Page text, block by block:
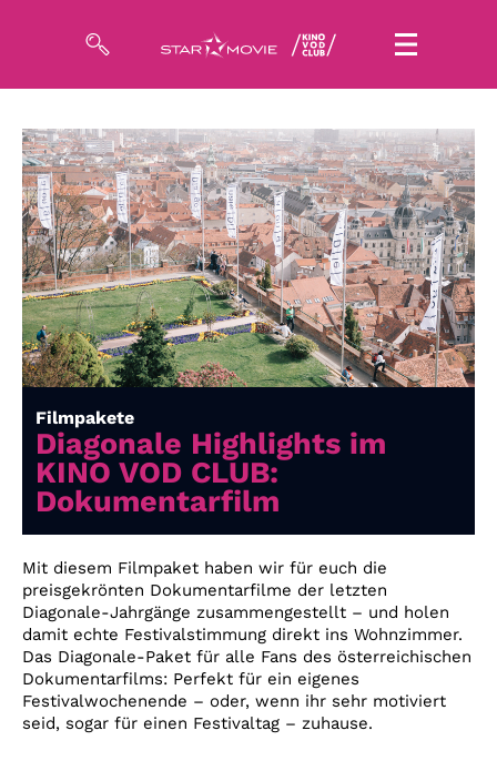
Filme
Magazin
Kuratierungen
Events
So geht’s
Filmpakete
Gutscheine
& Filmpässe
Account
Filmpakete
Diagonale Highlights im
KINO VOD CLUB:
Dokumentarfilm
Mit diesem Filmpaket haben wir für euch die
preisgekrönten Dokumentarfilme der letzten
Diagonale-Jahrgänge zusammengestellt – und holen
damit echte Festivalstimmung direkt ins Wohnzimmer.
Das Diagonale-Paket für alle Fans des österreichischen
Dokumentarfilms: Perfekt für ein eigenes
Festivalwochenende – oder, wenn ihr sehr motiviert
seid, sogar für einen Festivaltag – zuhause.